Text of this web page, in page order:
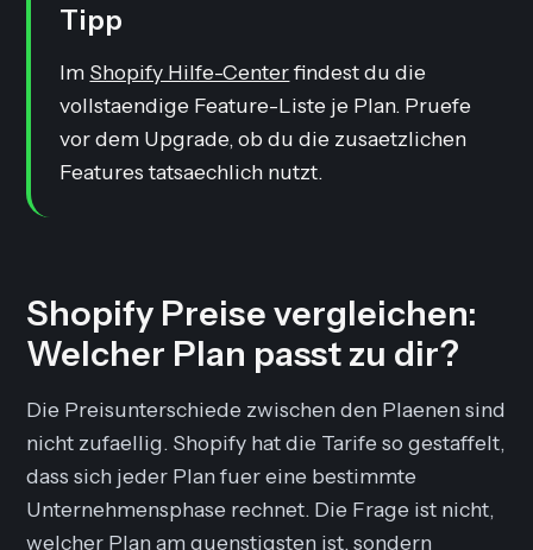
Tipp
Im Shopify Hilfe-Centerfindest du die
vollstaendige Feature-Liste je Plan. Pruefe
vor dem Upgrade, ob du die zusaetzlichen
Features tatsaechlich nutzt.
Shopify Preise vergleichen:
Welcher Plan passt zu dir?
Die Preisunterschiede zwischen den Plaenen sind
nicht zufaellig. Shopify hat die Tarife so gestaffelt,
dass sich jeder Plan fuer eine bestimmte
Unternehmensphase rechnet. Die Frage ist nicht,
welcher Plan am guenstigsten ist, sondern